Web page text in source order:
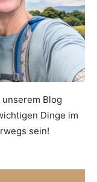
Blog
Dinge im
sein!